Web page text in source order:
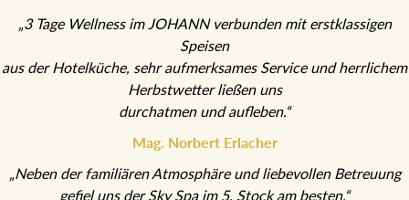
Mark K.
„3 Tage Wellness im JOHANN verbunden mit erstklassigen
Speisen
aus der Hotelküche, sehr aufmerksames Service und
durchatmen und aufleben.“
Mag. Norbert Erlacher